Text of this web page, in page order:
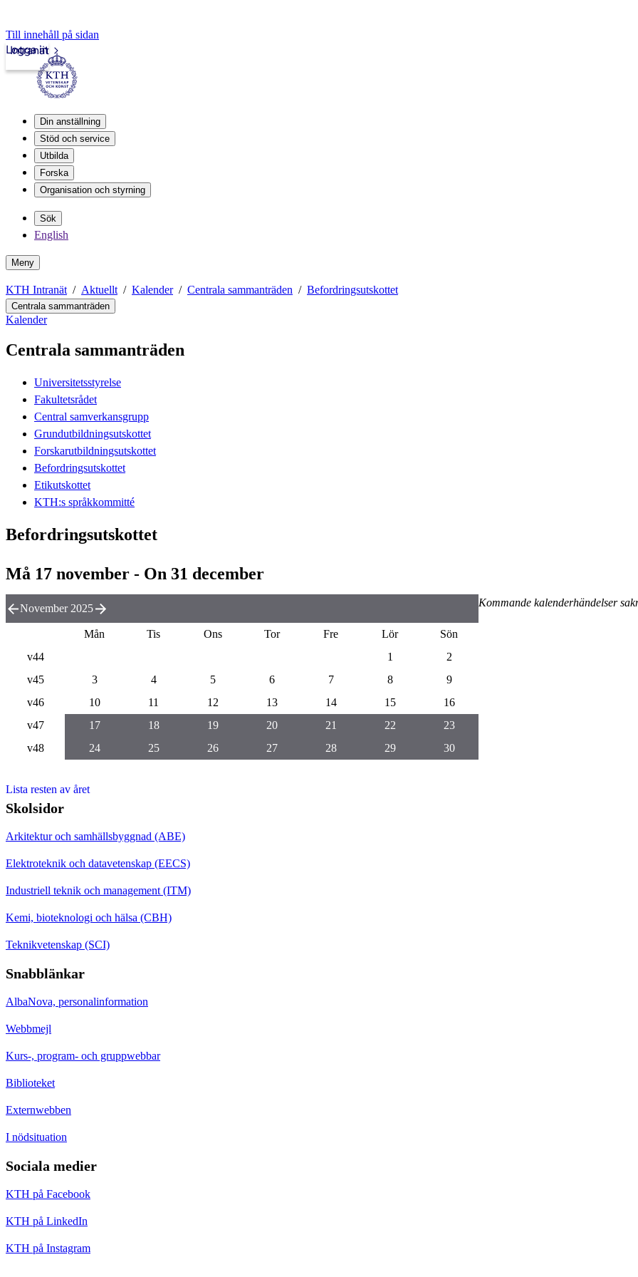
Till innehåll på sidan
Intranät
Logga in
Din anställning
Stöd och service
Utbilda
Forska
Organisation och styrning
Sök
English
Meny
KTH Intranät Aktuellt Kalender Centrala sammanträden Befordringsutskottet
Centrala sammanträden
Kalender
Centrala sammanträden
Universitetsstyrelse
Fakultetsrådet
Central samverkansgrupp
Grundutbildningsutskottet
Forskarutbildningsutskottet
Befordringsutskottet
Etikutskottet
KTH:s språkkommitté
Befordringsutskottet
Må 17 november - On 31 december
Kommande kalenderhändelser
November 2025
Mån Tis Ons Tor Fre Lör
Sön
v44
1
2
v45
3 4 5 6 7 8
9
v46
10 11 12 13 14 15
16
v47
17 18 19 20 21 22
23
v48
24 25 26 27 28 29 30
Lista resten av året
Skolsidor
Arkitektur och samhällsbyggnad (ABE)
Elektroteknik och datavetenskap (EECS)
Industriell teknik och management (ITM)
Kemi, bioteknologi och hälsa (CBH)
Teknikvetenskap (SCI)
Snabblänkar
AlbaNova, personalinformation
Webbmejl
Kurs-, program- och gruppwebbar
Biblioteket
Externwebben
I nödsituation
Sociala medier
KTH på Facebook
KTH på LinkedIn
KTH på Instagram